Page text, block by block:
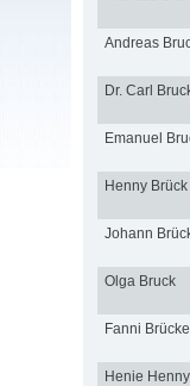
Andreas
Dr. Carl
Emanuel
Henny Brück
Johann
Olga Bruck
Fanni
Henie